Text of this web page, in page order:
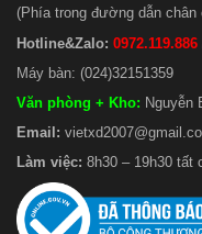
(Phía trong đường dẫn
Hotline&Zalo: 0972.119.886
Máy bàn: (024)32151359
Văn phòng + Kho: Nguyễn
Email:
Làm việc: 8h30 – 19h30 tất